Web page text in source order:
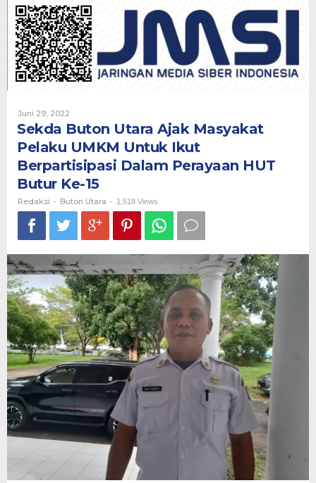
Masyakat
Pelaku
UMKM
Ikut
Butur
Ke-
15
Juni 29, 2022
Sekda Buton Utara Ajak Masyakat
Pelaku UMKM Untuk Ikut
Berpartisipasi Dalam Perayaan HUT
Butur Ke-15
Redaksi - Buton Utara - 1,518 Views